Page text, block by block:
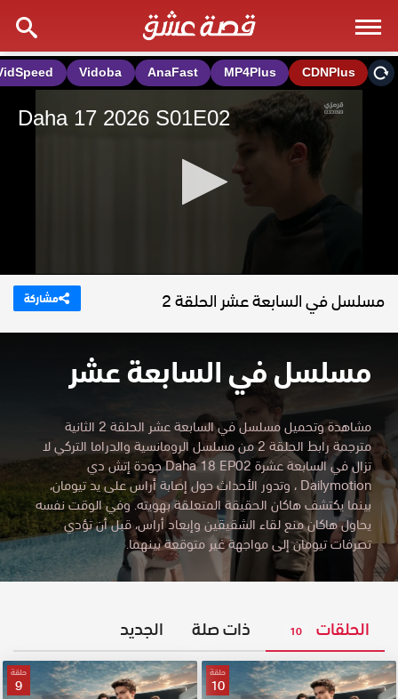
مسلسل في السابعة عشر الحلقة 2 مشاركة
مسلسل في السابعة عشر
مشاهدة وتحميل مسلسل في السابعة عشر الحلقة 2 الثانية
مترجمة رابط الحلقة 2 من مسلسل الرومانسية والدراما التركي لا
تزال في السابعة عشرة Daha 18 EP02 جودة إتش دي
Dailymotion،وتدور الأحداث حول إصابة أراس على يد تيومان،
بينما يكتشف هاكان الحقيقة المتعلقة بهويته. وفي الوقت نفسه
يحاول هاكان منع لقاء الشقيقين وإبعاد أراس، قبل أن تؤدي
تصرفات تيومان إلى مواجهة غير متوقعة بينهما.
الحلقات 10 ذات صلة الجديد
حلقة
10
حلقة
9